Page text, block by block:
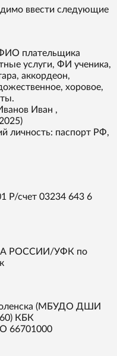
ввести следующие
плательщика
услуги, ФИ ученика,
аккордеон,
хоровое,
Иван ,
личность: паспорт РФ,
Р/счет 03234 643 6
РОССИИ/УФК по
(МБУДО ДШИ
КБК
66701000